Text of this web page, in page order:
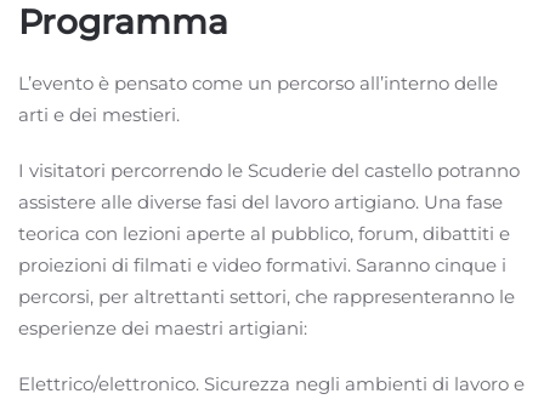
Programma
L’evento è pensato come un percorso all’interno delle
arti e dei mestieri.
I visitatori percorrendo le Scuderie del castello potranno
assistere alle diverse fasi del lavoro artigiano. Una fase
teorica con lezioni aperte al pubblico, forum, dibattiti e
proiezioni di filmati e video formativi. Saranno cinque i
percorsi, per altrettanti settori, che rappresenteranno le
esperienze dei maestri artigiani:
Elettrico/elettronico. Sicurezza negli ambienti di lavoro e